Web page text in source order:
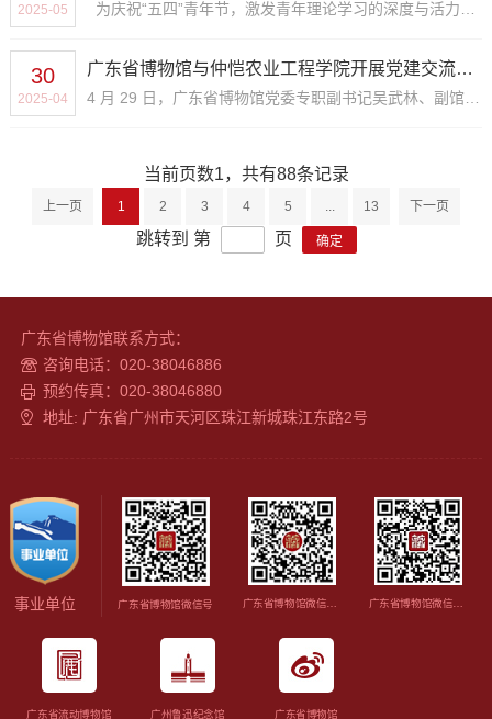
2025-05
30
2025-04
广东省博物馆与仲恺农业工程学院开展党建交流暨图书捐赠活动
当前页数1， 共有88条记录
上一页 1 2 3 4 5 ... 13 下一页
跳转到 第 页
广东省博物馆联系方式：
咨询电话：020-38046886
预约传真：020-38046880
地址: 广东省广州市天河区珠江新城珠江东路2号
事业单位 广东省博物馆微信号 广东省博物馆微信视频号 广东省博物馆微信订阅号
广东省流动博物馆 广州鲁迅纪念馆 广东省博物馆